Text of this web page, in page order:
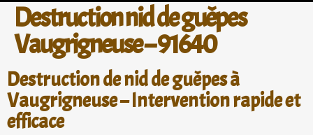
Destruction nid de guêpes
Vaugrigneuse – 91640
Destruction de nid de guêpes à
Vaugrigneuse – Intervention rapide et
efficace